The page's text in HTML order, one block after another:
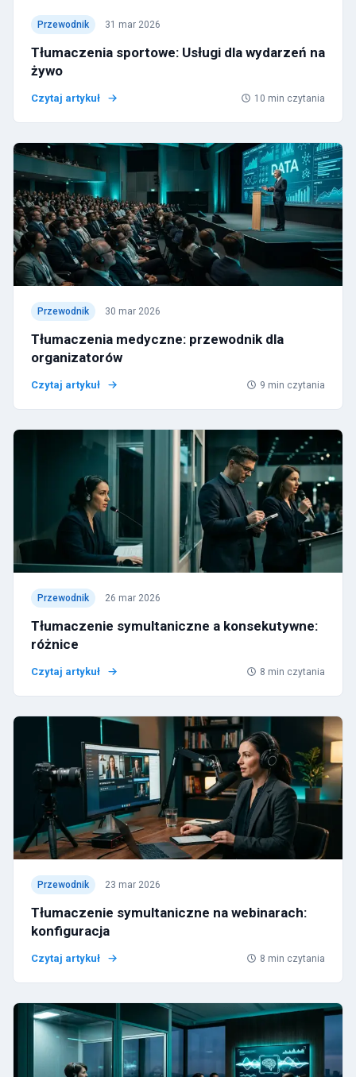
Przewodnik 31 mar 2026
Tłumaczenia sportowe: Usługi dla wydarzeń na
żywo
Czytaj artykuł 10 min czytania
Przewodnik 30 mar 2026
Tłumaczenia medyczne: przewodnik dla
organizatorów
Czytaj artykuł 9 min czytania
Przewodnik 26 mar 2026
Tłumaczenie symultaniczne a konsekutywne:
różnice
Czytaj artykuł 8 min czytania
Przewodnik 23 mar 2026
Tłumaczenie symultaniczne na webinarach:
konfiguracja
Czytaj artykuł 8 min czytania